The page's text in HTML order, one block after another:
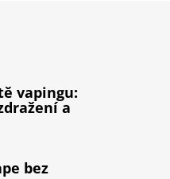
vapingu:
a
bez